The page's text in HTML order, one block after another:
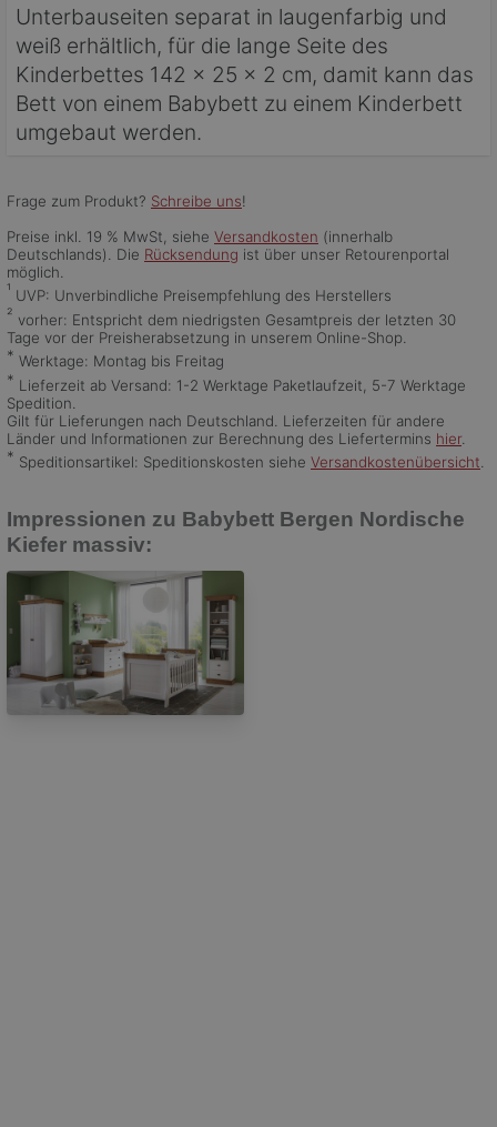
Unterbauseiten separat in laugenfarbig und
weiß erhältlich, für die lange Seite des
Kinderbettes 142 x 25 x 2 cm, damit kann das
Bett von einem Babybett zu einem Kinderbett
umgebaut werden.
Frage zum Produkt? Schreibe uns!
Preise inkl. 19 % MwSt, siehe Versandkosten (innerhalb
Deutschlands). Die Rücksendung ist über unser Retourenportal
möglich.
¹ UVP: Unverbindliche Preisempfehlung des Herstellers
² vorher: Entspricht dem niedrigsten Gesamtpreis der letzten 30
Tage vor der Preisherabsetzung in unserem Online-Shop.
* Werktage: Montag bis Freitag
* Lieferzeit ab Versand: 1-2 Werktage Paketlaufzeit, 5-7 Werktage
Spedition.
Gilt für Lieferungen nach Deutschland. Lieferzeiten für andere
Länder und Informationen zur Berechnung des Liefertermins hier
* Speditionsartikel: Speditionskosten siehe Versandkostenübersicht.
Impressionen zu Babybett Bergen Nordische
Kiefer massiv: